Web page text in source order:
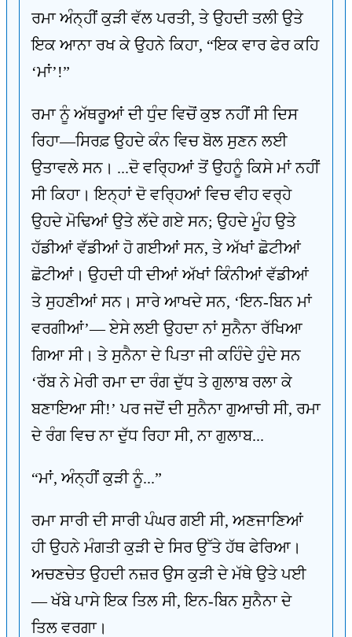
ਰਮਾ ਅੰਨ੍ਹੀਂ ਕੁੜੀ ਵੱਲ ਪਰਤੀ, ਤੇ ਉਹਦੀ ਤਲੀ ਉਤੇ
ਇਕ ਆਨਾ ਰਖ ਕੇ ਉਹਨੇ ਕਿਹਾ, “ਇਕ ਵਾਰ ਫੇਰ ਕਹਿ
‘ਮਾਂ’!”
ਰਮਾ ਨੂੰ ਅੱਥਰੂਆਂ ਦੀ ਧੁੰਦ ਵਿਚੋਂ ਕੁਝ ਨਹੀਂ ਸੀ ਦਿਸ
ਰਿਹਾ—ਸਿਰਫ਼ ਉਹਦੇ ਕੰਨ ਵਿਚ ਬੋਲ ਸੁਣਨ ਲਈ
ਉਤਾਵਲੇ ਸਨ। ...ਦੋ ਵਰ੍ਹਿਆਂ ਤੋਂ ਉਹਨੂੰ ਕਿਸੇ ਮਾਂ ਨਹੀਂ
ਸੀ ਕਿਹਾ। ਇਨ੍ਹਾਂ ਦੋ ਵਰ੍ਹਿਆਂ ਵਿਚ ਵੀਹ ਵਰ੍ਹੇ
ਉਹਦੇ ਮੋਢਿਆਂ ਉਤੇ ਲੱਦੇ ਗਏ ਸਨ; ਉਹਦੇ ਮੂੰਹ ਉਤੇ
ਹੱਡੀਆਂ ਵੱਡੀਆਂ ਹੋ ਗਈਆਂ ਸਨ, ਤੇ ਅੱਖਾਂ ਛੋਟੀਆਂ
ਛੋਟੀਆਂ। ਉਹਦੀ ਧੀ ਦੀਆਂ ਅੱਖਾਂ ਕਿੰਨੀਆਂ ਵੱਡੀਆਂ
ਤੇ ਸੁਹਣੀਆਂ ਸਨ। ਸਾਰੇ ਆਖਦੇ ਸਨ, ‘ਇਨ-ਬਿਨ ਮਾਂ
ਵਰਗੀਆਂ’— ਏਸੇ ਲਈ ਉਹਦਾ ਨਾਂ ਸੁਨੈਨਾ ਰੱਖਿਆ
ਗਿਆ ਸੀ। ਤੇ ਸੁਨੈਨਾ ਦੇ ਪਿਤਾ ਜੀ ਕਹਿੰਦੇ ਹੁੰਦੇ ਸਨ
‘ਰੱਬ ਨੇ ਮੇਰੀ ਰਮਾ ਦਾ ਰੰਗ ਦੁੱਧ ਤੇ ਗੁਲਾਬ ਰਲਾ ਕੇ
ਬਣਾਇਆ ਸੀ!’ ਪਰ ਜਦੋਂ ਦੀ ਸੁਨੈਨਾ ਗੁਆਚੀ ਸੀ, ਰਮਾ
ਦੇ ਰੰਗ ਵਿਚ ਨਾ ਦੁੱਧ ਰਿਹਾ ਸੀ, ਨਾ ਗੁਲਾਬ...
“ਮਾਂ, ਅੰਨ੍ਹੀਂ ਕੁੜੀ ਨੂੰ...”
ਰਮਾ ਸਾਰੀ ਦੀ ਸਾਰੀ ਪੰਘਰ ਗਈ ਸੀ, ਅਣਜਾਣਿਆਂ
ਹੀ ਉਹਨੇ ਮੰਗਤੀ ਕੁੜੀ ਦੇ ਸਿਰ ਉੱਤੇ ਹੱਥ ਫੇਰਿਆ।
ਅਚਣਚੇਤ ਉਹਦੀ ਨਜ਼ਰ ਉਸ ਕੁੜੀ ਦੇ ਮੱਥੇ ਉਤੇ ਪਈ
— ਖੱਬੇ ਪਾਸੇ ਇਕ ਤਿਲ ਸੀ, ਇਨ-ਬਿਨ ਸੁਨੈਨਾ ਦੇ
ਤਿਲ ਵਰਗਾ।